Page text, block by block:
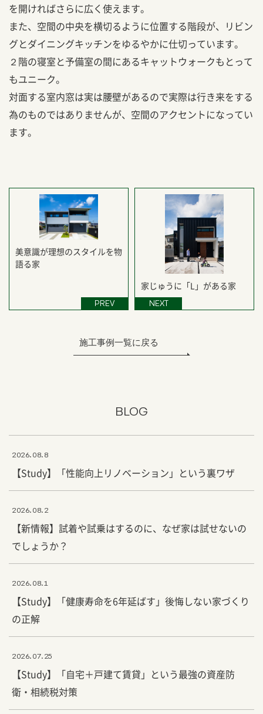
を開ければさらに広く使えます。
また、空間の中央を横切るように位置する階段が、リビン
グとダイニングキッチンをゆるやかに仕切っています。
２階の寝室と予備室の間にあるキャットウォークもとって
もユニーク。
対面する室内窓は実は腰壁があるので実際は行き来をする
為のものではありませんが、空間のアクセントになってい
ます。
美意識が理想のスタイルを物
語る家
PREV
家じゅうに「L」がある家
NEXT
施工事例一覧に戻る
BLOG
2026.08.8
【Study】「性能向上リノベーション」という裏ワザ
2026.08.2
【新情報】試着や試乗はするのに、なぜ家は試せないの
でしょうか？
2026.08.1
【Study】「健康寿命を6年延ばす」後悔しない家づくり
の正解
2026.07.25
【Study】「自宅＋戸建て賃貸」という最強の資産防
衛・相続税対策